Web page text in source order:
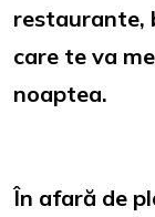
restaurante,
care te va
noaptea.
În afară de